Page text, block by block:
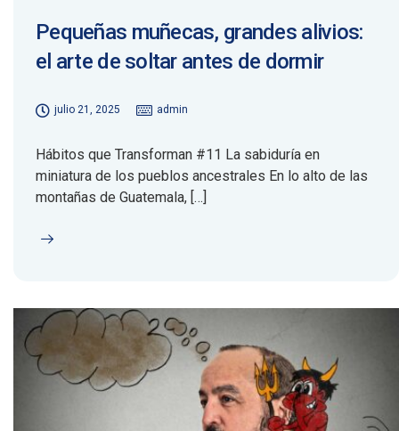
Pequeñas muñecas, grandes alivios:
el arte de soltar antes de dormir
julio 21, 2025 admin
Hábitos que Transforman #11 La sabiduría en
miniatura de los pueblos ancestrales En lo alto de las
montañas de Guatemala, […]